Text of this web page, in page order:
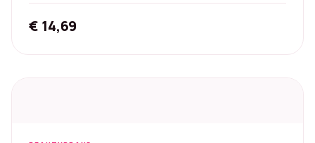
€ 14,69